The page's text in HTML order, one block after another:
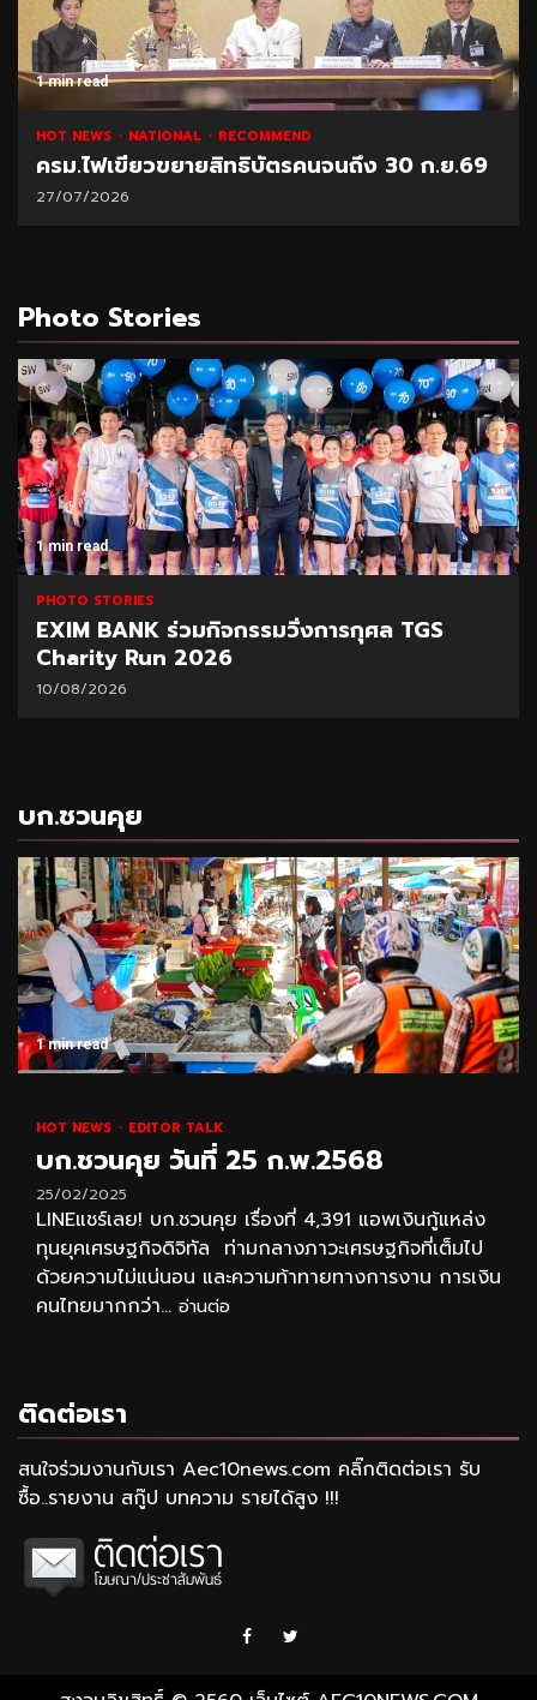
1 min read
HOT NEWS NATIONAL RECOMMEND
ครม.ไฟเขียวขยายสิทธิบัตรคนจนถึง 30 ก.ย.69
27/07/2026
Photo Stories
1 min read
PHOTO STORIES
EXIM BANK ร่วมกิจกรรมวิ่งการกุศล TGS
Charity Run 2026
10/08/2026
บก.ชวนคุย
1 min read
HOT NEWS EDITOR TALK
บก.ชวนคุย วันที่ 25 ก.พ.2568
25/02/2025
LINEแชร์เลย! บก.ชวนคุย เรื่องที่ 4,391 แอพเงินกู้แหล่ง
ทุนยุคเศรษฐกิจดิจิทัล ท่ามกลางภาวะเศรษฐกิจที่เต็มไป
ด้วยความไม่แน่นอน และความท้าทายทางการงาน การเงิน
คนไทยมากกว่า... อ่านต่อ
ติดต่อเรา
สนใจร่วมงานกับเรา Aec10news.com คลิ๊กติดต่อเรา รับ
ซื้อ..รายงาน สกู๊ป บทความ รายได้สูง !!!
Facebook
Twitter